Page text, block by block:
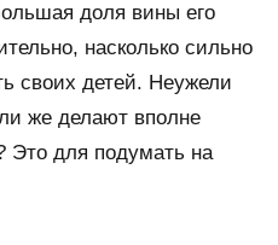
доля вины его
насколько сильно
своих детей. Неужели
же делают вполне
Это для подумать на